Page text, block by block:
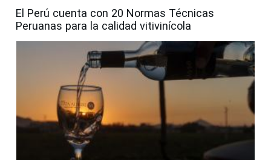
El Perú cuenta con 20 Normas Técnicas
Peruanas para la calidad vitivinícola